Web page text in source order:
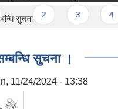
… 4
सुचना ।
सुचना ।
11/24/2024 - 13:38